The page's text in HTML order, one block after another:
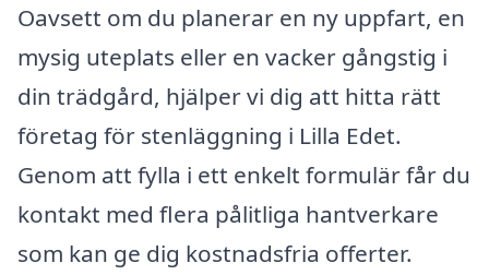
Oavsett om du planerar en ny uppfart, en
mysig uteplats eller en vacker gångstig i
din trädgård, hjälper vi dig att hitta rätt
företag för stenläggning i Lilla Edet.
Genom att fylla i ett enkelt formulär får du
kontakt med flera pålitliga hantverkare
som kan ge dig kostnadsfria offerter.